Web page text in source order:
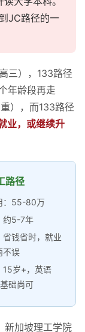
JC路径的一
三），133路径
年龄段再走
），而133路径
业，或继续升
路径
：55-80万
约5-7年
省钱省时，就业
不误
15岁+，英语
础尚可
新加坡理工学院